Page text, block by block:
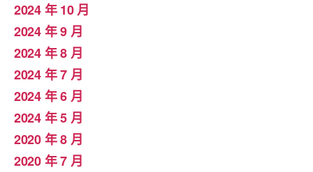
2024 年 10 月
2024 年 9 月
2024 年 8 月
2024 年 7 月
2024 年 6 月
2024 年 5 月
2020 年 8 月
2020 年 7 月